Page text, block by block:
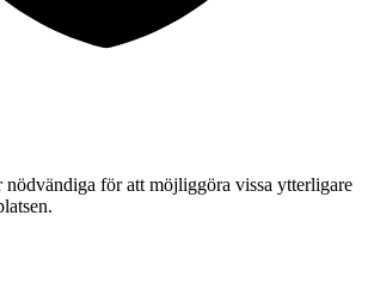
nödvändiga för att möjliggöra vissa ytterligare